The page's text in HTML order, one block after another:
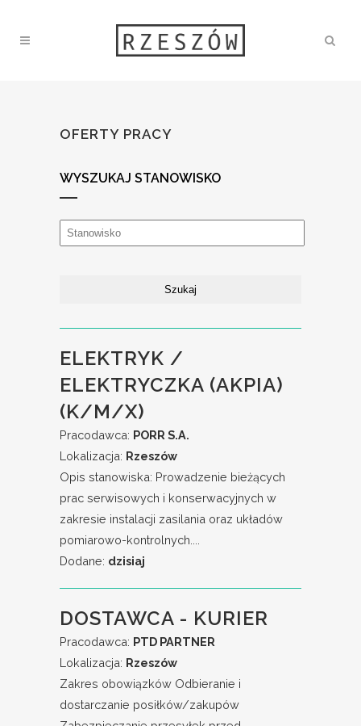
OFERTY PRACY
WYSZUKAJ STANOWISKO
ELEKTRYK /
ELEKTRYCZKA (AKPIA)
(K/M/X)
Pracodawca: PORR S.A.
Lokalizacja: Rzeszów
Opis stanowiska: Prowadzenie bieżących
prac serwisowych i konserwacyjnych w
zakresie instalacji zasilania oraz układów
pomiarowo-kontrolnych....
Dodane: dzisiaj
DOSTAWCA - KURIER
Pracodawca: PTD PARTNER
Lokalizacja: Rzeszów
Zakres obowiązków Odbieranie i
dostarczanie posiłków/zakupów